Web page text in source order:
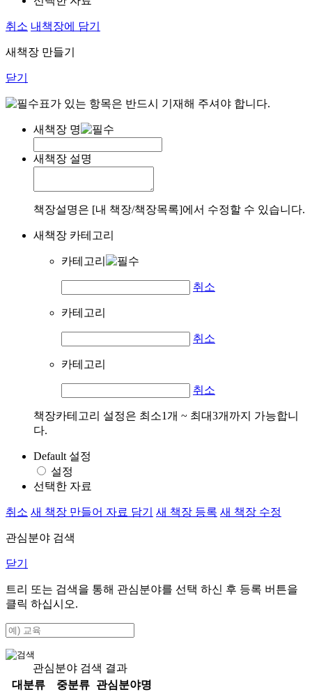
취소 내책장에 담기
새책장 만들기
닫기
표가 있는 항목은 반드시 기재해 주셔야 합니다.
새책장 명
새책장 설명
책장설명은 [내 책장/책장목록]에서 수정할 수 있습니다.
새책장 카테고리
카테고리
취소
카테고리
취소
카테고리
취소
책장카테고리 설정은 최소1개 ~ 최대3개까지 가능합니
다.
Default 설정
설정
선택한 자료
취소 새 책장 만들어 자료 담기 새 책장 등록 새 책장 수정
관심분야 검색
닫기
트리 또는 검색을 통해 관심분야를 선택 하신 후 등록 버튼을
클릭 하십시오.
관심분야 검색 결과
대분류
중분류
관심분야명